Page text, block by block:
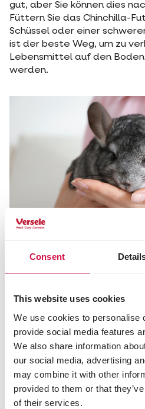
Consent
This website uses cookies
We use cookies to personalise
provide social media features
We also share information
our social media, advertising
may combine it with other
provided to them or that
of their services.
gut, aber Sie können dies
Füttern Sie das Chinchilla-
Schüssel oder einer
ist der beste Weg, um zu
Lebensmittel auf den
werden.
Geben Sie auch Heu!
Selbst wenn Sie Ihrem
abwechslungsreichen
reichlich rohes Futter
Heu hält seine Zähne in
ein gut funktionierendes
Sie möchten, können Sie
anbieten. Wichtig ist, dass
verfärbtes oder muffig